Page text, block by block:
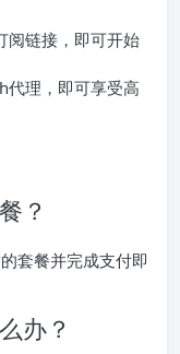
阅链接，即可开始
代理，即可享受高
？
套餐并完成支付即
办？